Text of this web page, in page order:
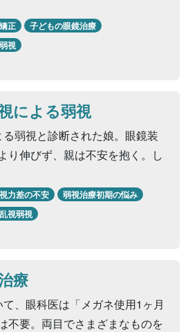
正
子どもの眼鏡治療
視
による弱視
弱視と診断された娘。眼鏡装
り伸びず、親は不安を抱く。し
力差の不安
弱視治療初期の悩み
視弱視
療
、眼科医は「メガネ使用1ヶ月
不要。両目でさまざまなものを